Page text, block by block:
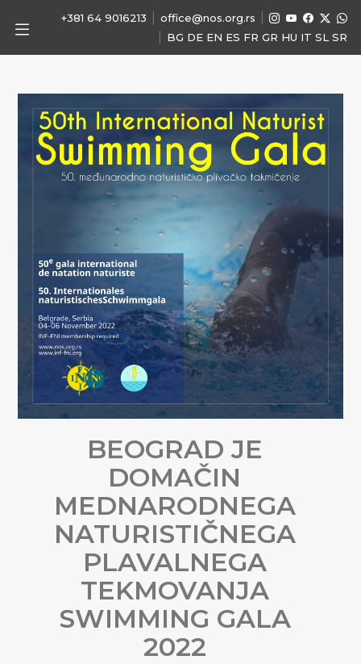
+381 64 9016213 office@nos.org.rs
BG DE EN ES FR GR HU IT SL SR
BEOGRAD JE
DOMAČIN
MEDNARODNEGA
NATURISTIČNEGA
PLAVALNEGA
TEKMOVANJA
SWIMMING GALA
2022